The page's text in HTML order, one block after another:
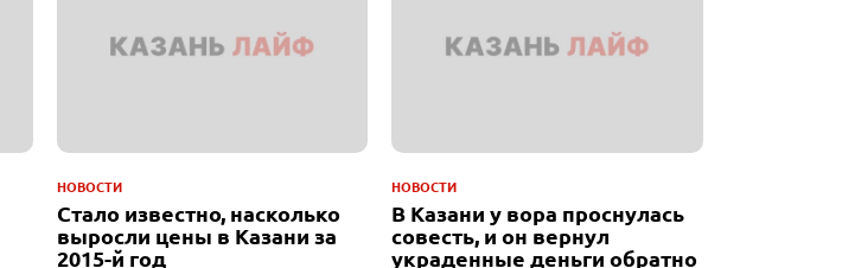
НОВОСТИ
Стало известно, насколько
выросли цены в Казани за
2015-й год
НОВОСТИ
В Казани у вора проснулась
совесть, и он вернул
украденные деньги обратно